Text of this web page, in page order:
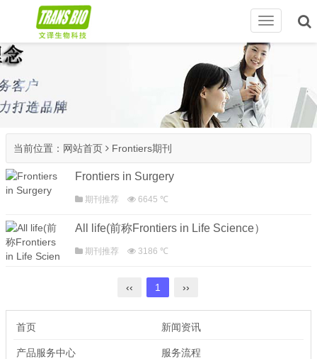
切
导
当前位置： 网站首页 Frontiers期刊
Frontiers in Surgery
期刊推荐 6645 ℃
All life(前称Frontiers in Life Science）
期刊推荐 3186 ℃
‹‹ 1 ››
首页 新闻资讯
产品服务中心 服务流程